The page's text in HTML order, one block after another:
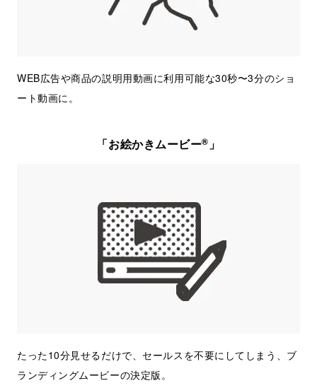
WEB広告や商品の説明用動画に利用可能な30秒〜3分のショ
ート動画に。
「お絵かきムービー® 」
たった10分見せるだけで、セールスを不要にしてしまう、ブ
ランディングムービーの決定版。